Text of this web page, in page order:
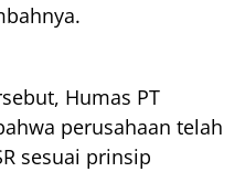
Humas PT
perusahaan telah
sesuai prinsip